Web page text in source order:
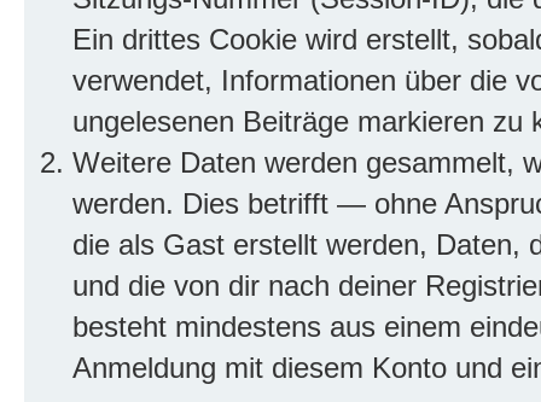
Ein drittes Cookie wird erstellt,
verwendet, Informationen über die
ungelesenen Beiträge markieren zu
Weitere Daten werden gesammelt,
werden. Dies betrifft — ohne
die als Gast erstellt werden, Daten,
und die von dir nach deiner
besteht mindestens aus einem
Anmeldung mit diesem Konto und